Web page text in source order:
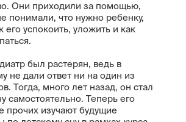
Они приходили за помощью,
понимали, что нужно ребенку,
его успокоить, уложить и как
был растерян, ведь в
не дали ответ ни на один из
Тогда, много лет назад, он стал
самостоятельно. Теперь его
прочих изучают будущие